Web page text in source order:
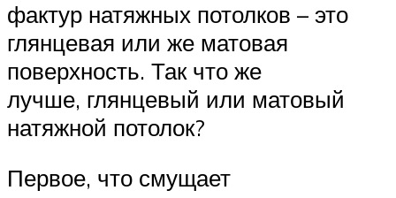
фактур натяжных потолков – это
глянцевая или же матовая
поверхность. Так что же
лучше, глянцевый или матовый
натяжной потолок?
Первое, что смущает